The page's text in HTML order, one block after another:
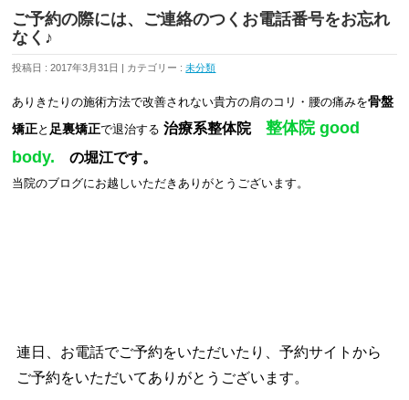
ご予約の際には、ご連絡のつくお電話番号をお忘れ
なく♪
投稿日 : 2017年3月31日 | カテゴリー :未分類
ありきたりの施術方法で改善されない貴方の肩のコリ・腰の痛みを骨盤
矯正と 足裏矯正で退治する治療系整体院
整体院 good
body.
の堀江です。
当院のブログにお越しいただきありがとうございます。
連日、お電話でご予約をいただいたり、予約サイトから
ご予約をいただいてありがとうございます。